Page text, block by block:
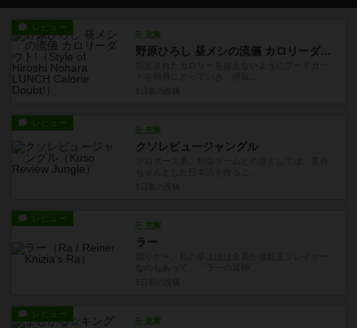
レビュー
充実
野原ひろし 昼メシの流儀 カロリーダウト!
レビュー
充実
クソレビュージャングル
レビュー
充実
ラー
レビュー
充実